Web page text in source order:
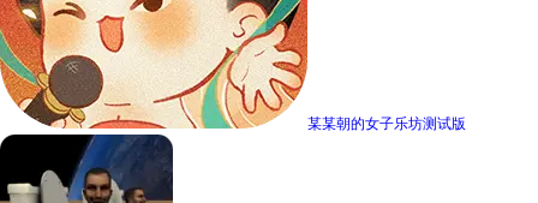
某某朝的女子乐坊测试版